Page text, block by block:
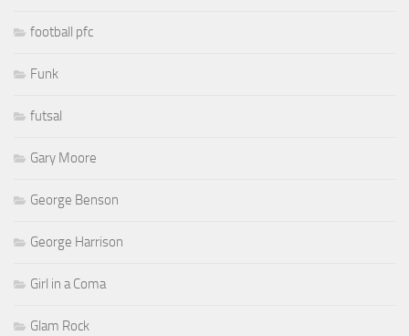
football pfc
Funk
futsal
Gary Moore
George Benson
George Harrison
Girl in a Coma
Glam Rock